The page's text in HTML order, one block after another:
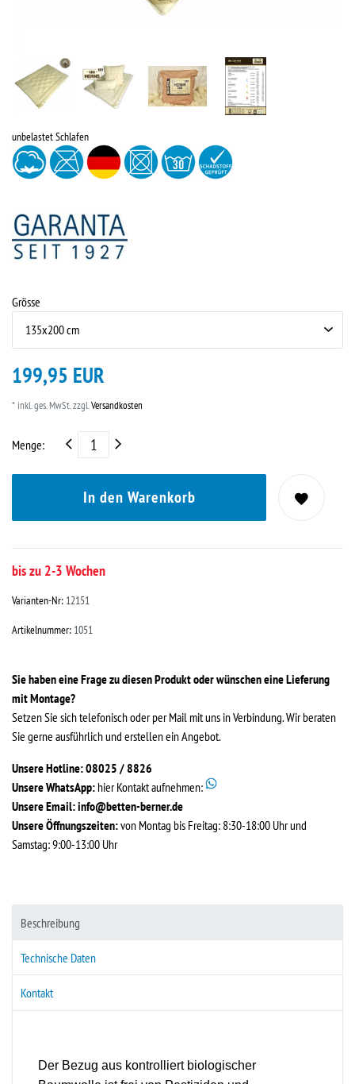
unbelastet Schlafen
Grösse
199,95 EUR
* inkl. ges. MwSt. zzgl.Versandkosten
Menge:
In den Warenkorb
bis zu 2-3 Wochen
Varianten-Nr: 12151
Artikelnummer: 1051
Sie haben eine Frage zu diesen Produkt oder wünschen eine Lieferung
mit Montage?
Setzen Sie sich telefonisch oder per Mail mit uns in Verbindung. Wir beraten
Sie gerne ausführlich und erstellen ein Angebot.
Unsere Hotline: 08025 / 8826
Unsere WhatsApp: hier Kontakt aufnehmen:
Unsere Email:info@betten-berner.de
Unsere Öffnungszeiten:von Montag bis Freitag: 8:30-18:00 Uhr und
Samstag: 9:00-13:00 Uhr
Beschreibung
Technische Daten
Kontakt
Der Bezug aus kontrolliert biologischer